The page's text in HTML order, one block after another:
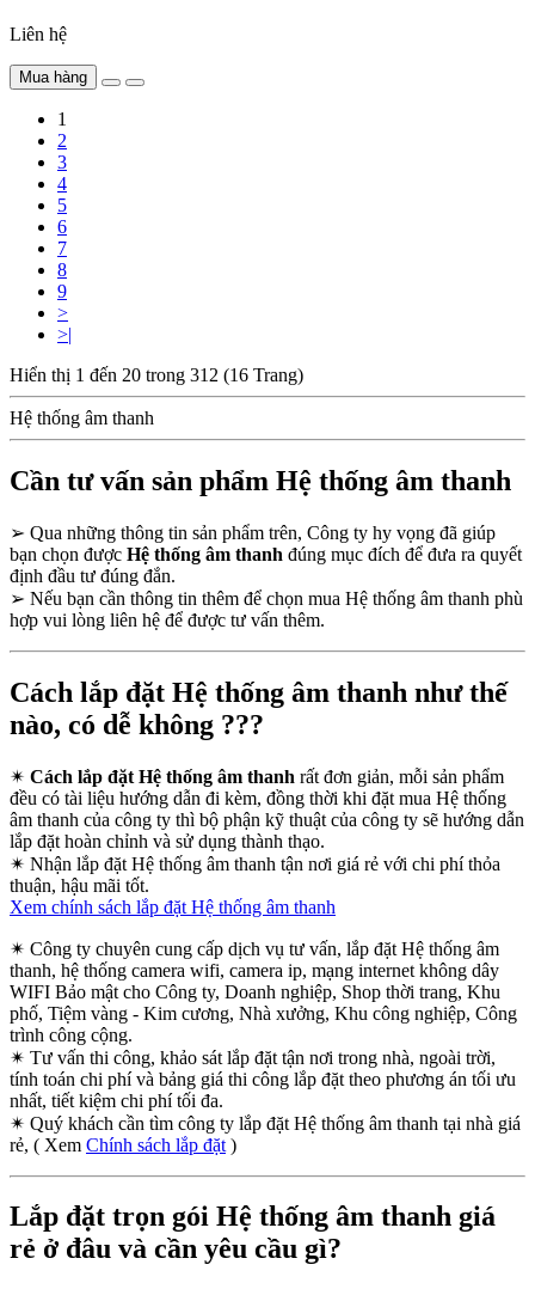
Liên hệ
Mua hàng
1
2
3
4
5
6
7
8
9
>
>|
Hiển thị 1 đến 20 trong 312 (16 Trang)
Hệ thống âm thanh
Cần tư vấn sản phẩm Hệ thống âm thanh
➢ Qua những thông tin sản phẩm trên, Công ty hy vọng đã giúp
bạn chọn được Hệ thống âm thanh đúng mục đích để đưa ra quyết
định đầu tư đúng đắn.
➢ Nếu bạn cần thông tin thêm để chọn mua Hệ thống âm thanh phù
hợp vui lòng liên hệ để được tư vấn thêm.
Cách lắp đặt Hệ thống âm thanh như thế
nào, có dễ không ???
✴ Cách lắp đặt Hệ thống âm thanh rất đơn giản, mỗi sản phẩm
đều có tài liệu hướng dẫn đi kèm, đồng thời khi đặt mua Hệ thống
âm thanh của công ty thì bộ phận kỹ thuật của công ty sẽ hướng dẫn
lắp đặt hoàn chỉnh và sử dụng thành thạo.
✴ Nhận lắp đặt Hệ thống âm thanh tận nơi giá rẻ với chi phí thỏa
thuận, hậu mãi tốt.
Xem chính sách lắp đặt Hệ thống âm thanh
✴ Công ty chuyên cung cấp dịch vụ tư vấn, lắp đặt Hệ thống âm
thanh, hệ thống camera wifi, camera ip, mạng internet không dây
WIFI Bảo mật cho Công ty, Doanh nghiệp, Shop thời trang, Khu
phố, Tiệm vàng - Kim cương, Nhà xưởng, Khu công nghiệp, Công
trình công cộng.
✴ Tư vấn thi công, khảo sát lắp đặt tận nơi trong nhà, ngoài trời,
tính toán chi phí và bảng giá thi công lắp đặt theo phương án tối ưu
nhất, tiết kiệm chi phí tối đa.
✴ Quý khách cần tìm công ty lắp đặt Hệ thống âm thanh tại nhà giá
rẻ, ( Xem Chính sách lắp đặt )
Lắp đặt trọn gói Hệ thống âm thanh giá
rẻ ở đâu và cần yêu cầu gì?